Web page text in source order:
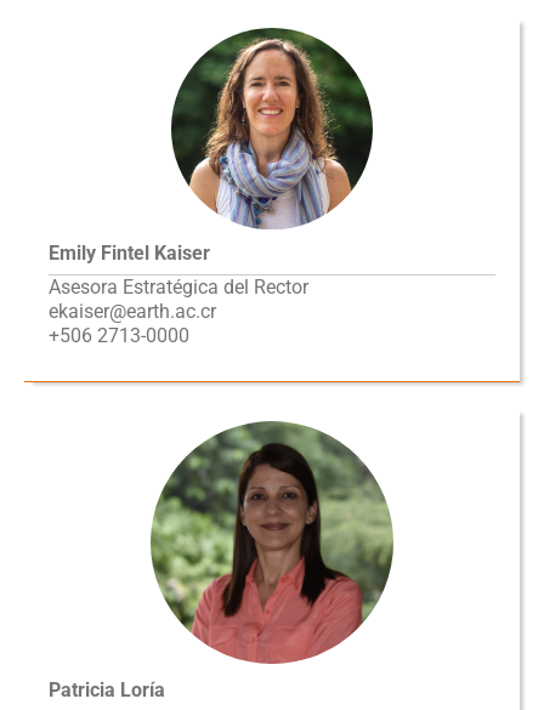
Emily Fintel Kaiser
Asesora Estratégica del Rector
ekaiser@earth.ac.cr
+506 2713-0000
Patricia Loría